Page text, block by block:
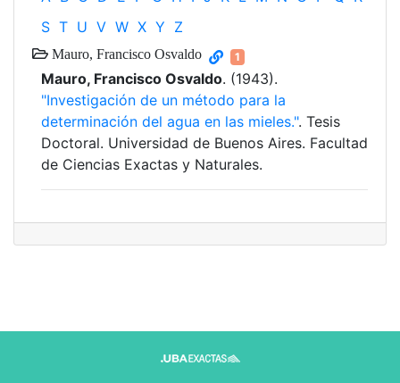
S T U V W X Y Z
Mauro, Francisco Osvaldo 1
Mauro, Francisco Osvaldo. (1943).
"Investigación de un método para la
determinación del agua en las mieles.". Tesis
Doctoral. Universidad de Buenos Aires. Facultad
de Ciencias Exactas y Naturales.